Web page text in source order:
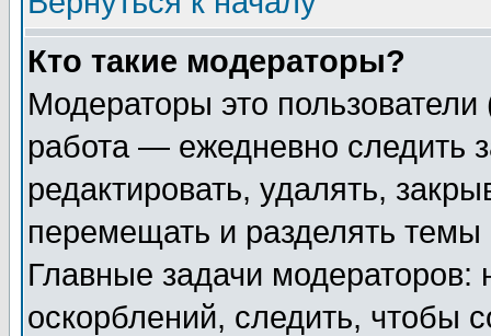
Кто такие модераторы?
Модераторы это
работа — ежедневно следить
редактировать, удалять,
перемещать и разделять
Главные задачи
оскорблений, следить, чтобы